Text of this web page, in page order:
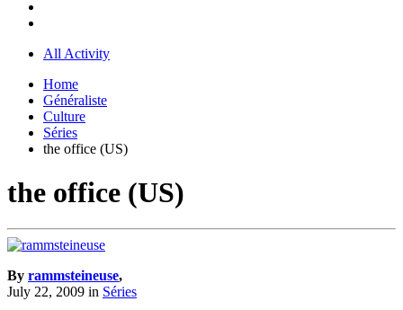
All Activity
Home
Généraliste
Culture
Séries
the office (US)
the office (US)
By rammsteineuse,
July 22, 2009 in Séries